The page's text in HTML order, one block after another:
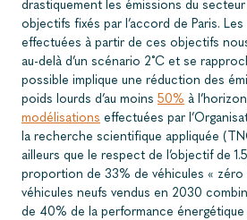
drastiquement les émissions du
objectifs fixés par l’accord de Paris.
effectuées à partir de ces objectifs
au-delà d’un scénario 2˚C et se
possible implique une réduction des
poids lourds d’au moins 50% à
modélisations effectuées par
la recherche scientifique appliquée
ailleurs que le respect de l’objectif de
proportion de 33% de véhicules « zéro
véhicules neufs vendus en 2030
de 40% de la performance